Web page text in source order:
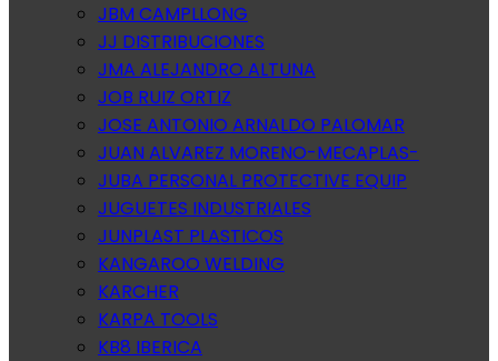
JBM CAMPLLONG
JJ DISTRIBUCIONES
JMA ALEJANDRO ALTUNA
JOB RUIZ ORTIZ
JOSE ANTONIO ARNALDO PALOMAR
JUAN ALVAREZ MORENO-MECAPLAS-
JUBA PERSONAL PROTECTIVE EQUIP
JUGUETES INDUSTRIALES
JUNPLAST PLASTICOS
KANGAROO WELDING
KARCHER
KARPA TOOLS
KB8 IBERICA